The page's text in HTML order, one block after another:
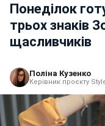
Понеділок
трьох знаків
щасливчиків
Поліна Кузенко
Керівник проєкту